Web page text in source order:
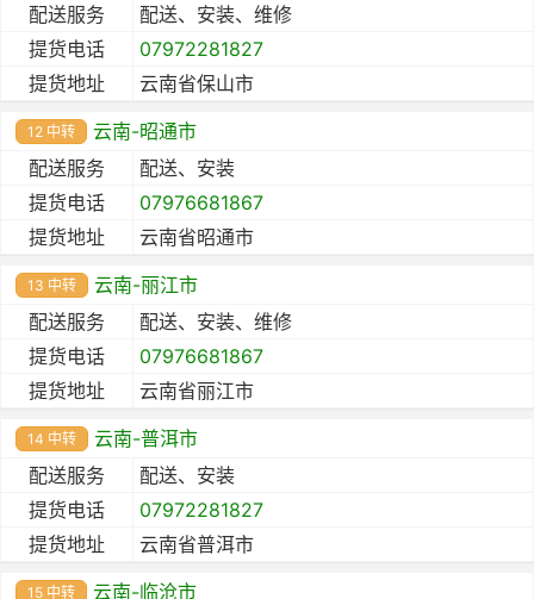
配送服务
配送、安装、维修
提货电话
07972281827
提货地址
云南省保山市
12 中转
云南-昭通市
配送服务
配送、安装
提货电话
07976681867
提货地址
云南省昭通市
13 中转
云南-丽江市
配送服务
配送、安装、维修
提货电话
07976681867
提货地址
云南省丽江市
14 中转
云南-普洱市
配送服务
配送、安装
提货电话
07972281827
提货地址
云南省普洱市
15 中转 云南-临沧市